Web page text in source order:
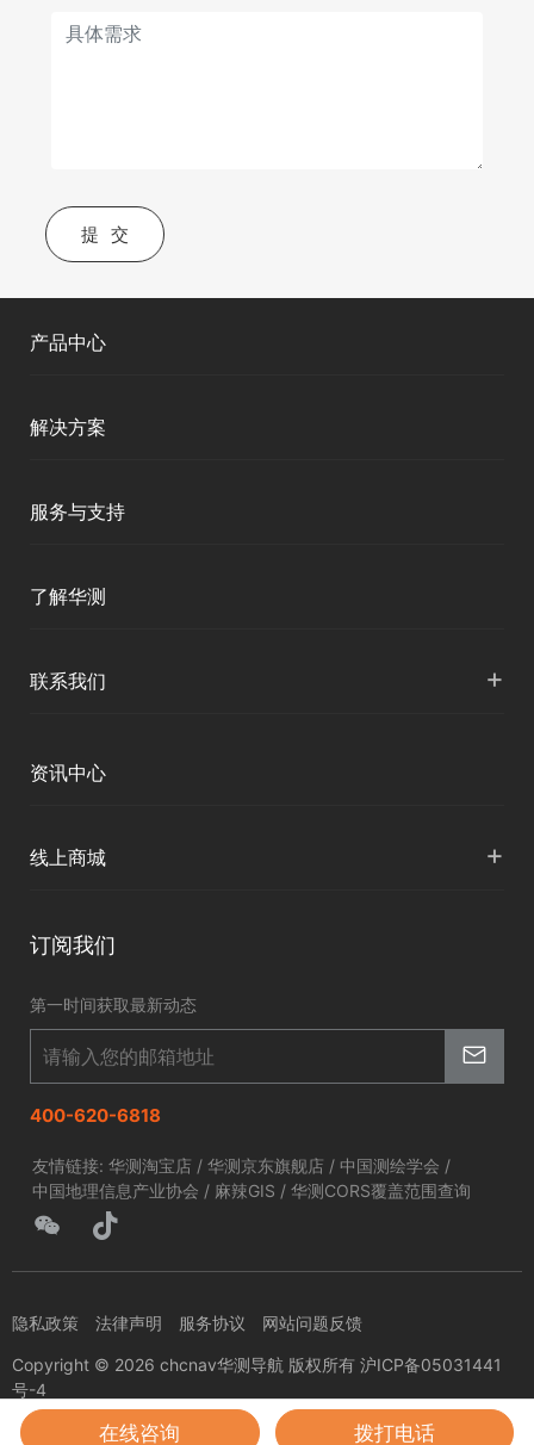
提交
产品中心
海洋测绘
精准农业
数字施工
解决方案
地灾监测
智慧交通
智慧海洋
智慧农业
智慧林草
服务与支持
了解华测
投资者关系
联系我们 +
申请成为伙伴
资讯中心
线上商城 +
订阅我们
第一时间获取最新动态
400-620-6818
友情链接:华测淘宝店 /华测京东旗舰店 / 中国测绘学会 /
中国地理信息产业协会 / 麻辣GIS /华测CORS覆盖范围查询
隐私政策 法律声明 服务协议 网站问题反馈
Copyright © 2026 chcnav华测导航 版权所有 沪ICP备05031441
号-4
在线咨询 拨打电话